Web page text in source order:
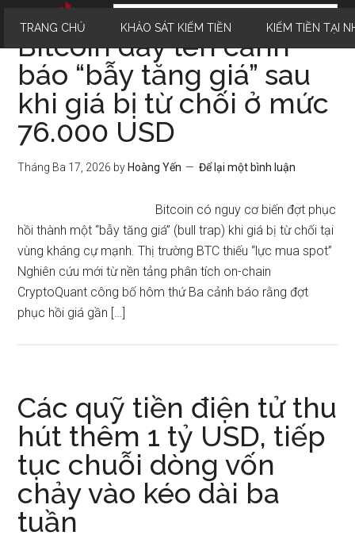
TRANG CHỦ KHẢO SÁT KIẾM TIỀN KIẾM TIỀN TẠI
Bitcoin dấy lên cảnh
báo “bẫy tăng giá” sau
khi giá bị từ chối ở mức
76.000 USD
Tháng Ba 17, 2026 by Hoàng Yến Để lại một bình luận
Bitcoin có nguy cơ biến đợt phục
hồi thành một “bẫy tăng giá” (bull trap) khi giá bị từ chối tại
vùng kháng cự mạnh. Thị trường BTC thiếu “lực mua spot”
Nghiên cứu mới từ nền tảng phân tích on-chain
CryptoQuant công bố hôm thứ Ba cảnh báo rằng đợt
phục hồi giá gần […]
Các quỹ tiền điện tử thu
hút thêm 1 tỷ USD, tiếp
tục chuỗi dòng vốn
chảy vào kéo dài ba
tuần